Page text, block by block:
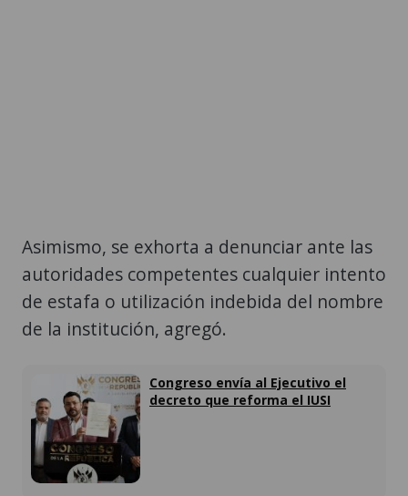
Asimismo, se exhorta a denunciar ante las
autoridades competentes cualquier intento
de estafa o utilización indebida del nombre
de la institución, agregó.
Congreso envía al Ejecutivo el
decreto que reforma el IUSI